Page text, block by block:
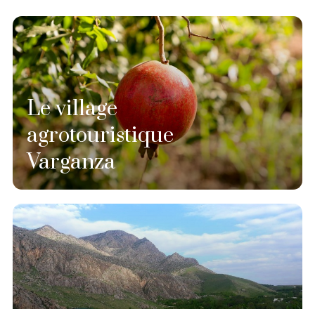
Le village
agrotouristique
Varganza